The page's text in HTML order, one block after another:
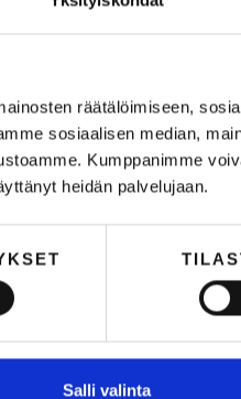
räätälöimiseen,
sosiaalisen median,
Kumppanimme
heidän palvelujaan.
Salli valinta